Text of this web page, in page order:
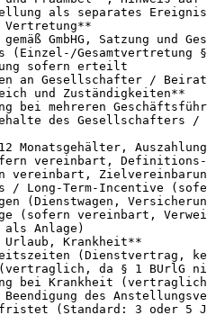
als separates Ereignis
Vertretung**
GmbHG, Satzung und
(Einzel-/Gesamtvertretung
sofern erteilt
an Gesellschafter / Beirat
und Zuständigkeiten**
bei mehreren
des Gesellschafters /
Monatsgehälter,
vereinbart,
vereinbart,
/ Long-Term-Incentive
(Dienstwagen,
(sofern vereinbart,
Anlage)
Krankheit**
(Dienstvertrag,
da § 1 BUrlG
bei Krankheit
des
(Standard: 3 oder 5